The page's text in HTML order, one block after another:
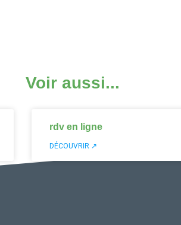
Voir aussi...
rdv en ligne
DÉCOUVRIR ↗